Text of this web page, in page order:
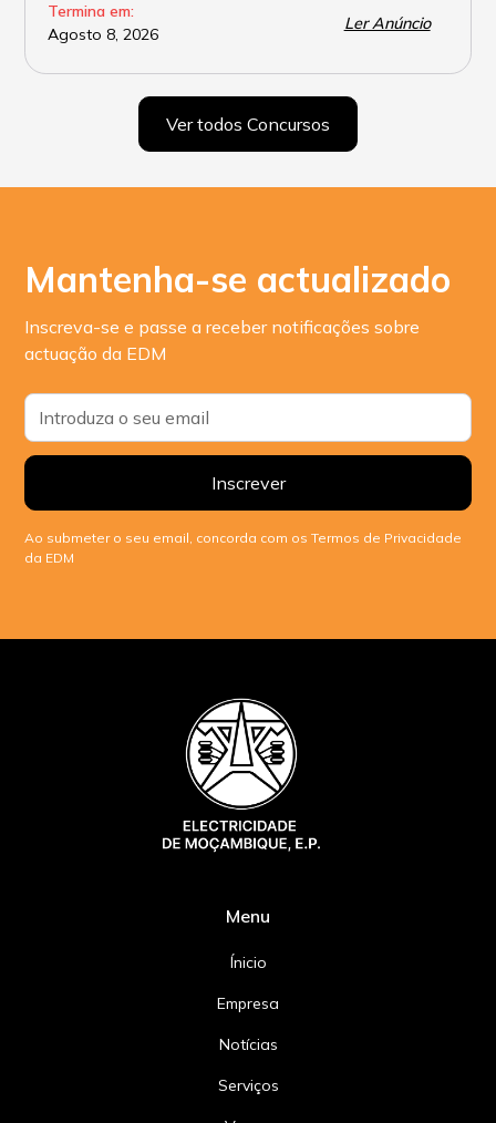
Termina em:
Agosto 8, 2026
Ler Anúncio
Ver todos Concursos
Mantenha-se actualizado
Inscreva-se e passe a receber notificações sobre
actuação da EDM
Ao submeter o seu email, concorda com os Termos de Privacidade
da EDM
Menu
Ínicio
Empresa
Notícias
Serviços